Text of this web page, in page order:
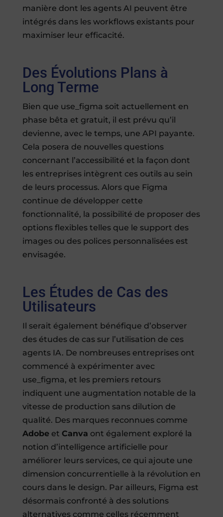
manière dont les agents AI peuvent être
intégrés dans les workflows existants pour
maximiser leur efficacité.
Des Évolutions Plans à
Long Terme
Bien que use_figma soit actuellement en
phase bêta et gratuit, il est prévu qu’il
devienne, avec le temps, une API payante.
Cela posera de nouvelles questions
concernant l’accessibilité et la façon dont
les entreprises intègrent ces outils au sein
de leurs processus. Alors que Figma
continue de développer cette
fonctionnalité, la possibilité de proposer des
options flexibles telles que le support des
images ou des polices personnalisées est
envisagée.
Les Études de Cas des
Utilisateurs
Il serait également bénéfique d’observer
des études de cas sur l’utilisation de ces
agents IA. De nombreuses entreprises ont
commencé à expérimenter avec
use_figma, et les premiers retours
indiquent une augmentation notable de la
vitesse de production sans dilution de
qualité. Des marques reconnues comme
Adobeet Canva ont également exploré la
notion d’intelligence artificielle pour
améliorer leurs services, ce qui ajoute une
dimension concurrentielle à la révolution en
cours dans le design. Par ailleurs, Figma est
désormais confronté à des solutions
alternatives comme celles récemment